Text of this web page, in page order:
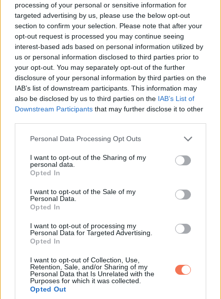
processing of your personal or sensitive information for
targeted advertising by us, please use the below opt-out
section to confirm your selection. Please note that after your
opt-out request is processed you may continue seeing
interest-based ads based on personal information utilized by
us or personal information disclosed to third parties prior to
your opt-out. You may separately opt-out of the further
disclosure of your personal information by third parties on the
IAB’s list of downstream participants. This information may
also be disclosed by us to third parties on the IAB’s List of
Downstream Participants that may further disclose it to other
Please note that this website/app uses one or more Google
not limited to your visit or usage behaviour. You may click to
grant or deny consent to Google and its third-party tags to
use your data for below specified purposes in below Google
consent section.
Personal Data Processing Opt Outs
I want to opt-out of the Sharing of my
personal data.
Opted In
I want to opt-out of the Sale of my
Personal Data.
Opted In
I want to opt-out of processing my
Personal Data for Targeted Advertising.
Opted In
I want to opt-out of Collection, Use,
Retention, Sale, and/or Sharing of my
Personal Data that Is Unrelated with the
Purposes for which it was collected.
Opted Out
És együtt sétáltunk át a termen, mintha semmi
rejtegetnivalónk nem lenne.
Adam félúton jött elénk, túl gyorsan ahhoz, hogy nyugodtnak
tűnjön.
„Nora” mondta. „Eljöttél.”
A tekintete újra és újra Adrianra ugrott, és ott volt benne
A lehető legkedvesebb arckifejezésemet vettem fel.
„Meghívtál.”
Adam túl sima hangon folytatta: „Nem tudtam, hogy hozol
Oldalra billentettem a fejem. „Ez furcsa. Azt írta a cetlid, hogy
reméli, egyedül jövök. Ami Adrian-t illeti, ő a barátom. Úgy
tűnik, te is ismered. Mondd el, honnan.”
Megfeszült az állkapcsa.